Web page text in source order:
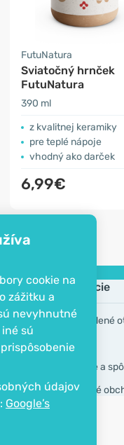
cookie na
zážitku a
nevyhnutné
sú
údajov
Google’s
FutuNatura
Sviatočný hrnček
FutuNatura
390 ml
z kvalitnej keramiky
pre teplé nápoje
vhodný ako darček
6,99€
Informácie
Často kladené
Značky
Doručenie a
Všeobecné